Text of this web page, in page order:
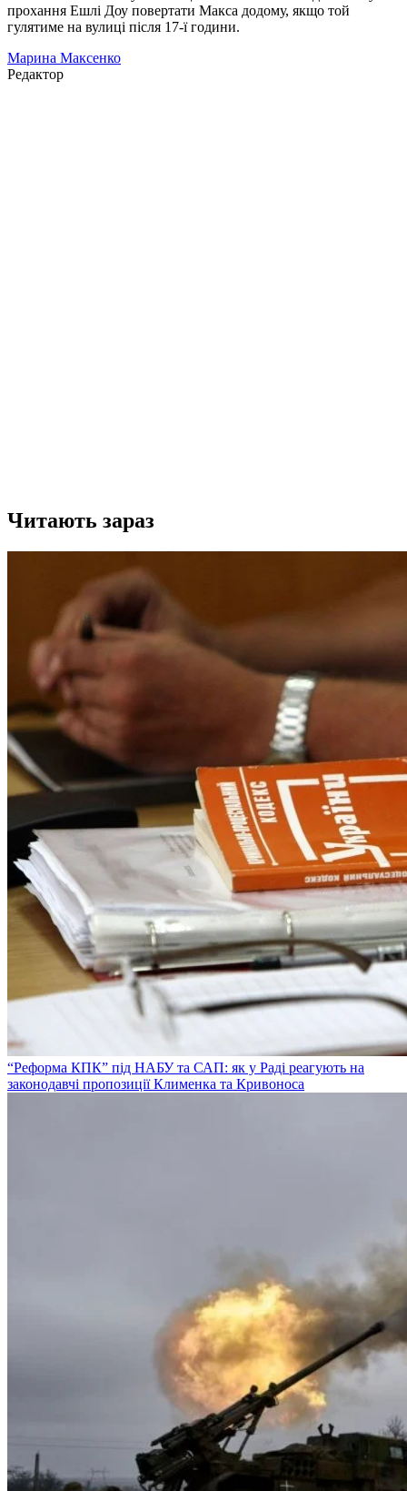
прохання Ешлі Доу повертати Макса додому, якщо той
гулятиме на вулиці після 17-ї години.
Марина Максенко
Редактор
Читають зараз
“Реформа КПК” під НАБУ та САП: як у Раді реагують на
законодавчі пропозиції Клименка та Кривоноса